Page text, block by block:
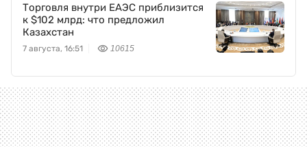
Торговля внутри ЕАЭС приблизится
к $102 млрд: что предложил
Казахстан
7 августа, 16:51 10615